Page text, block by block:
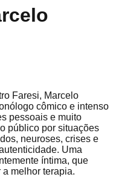
Faresi, Marcelo
cômico e intenso
pessoais e muito
público por situações
neuroses, crises e
Uma
íntima, que
melhor terapia.